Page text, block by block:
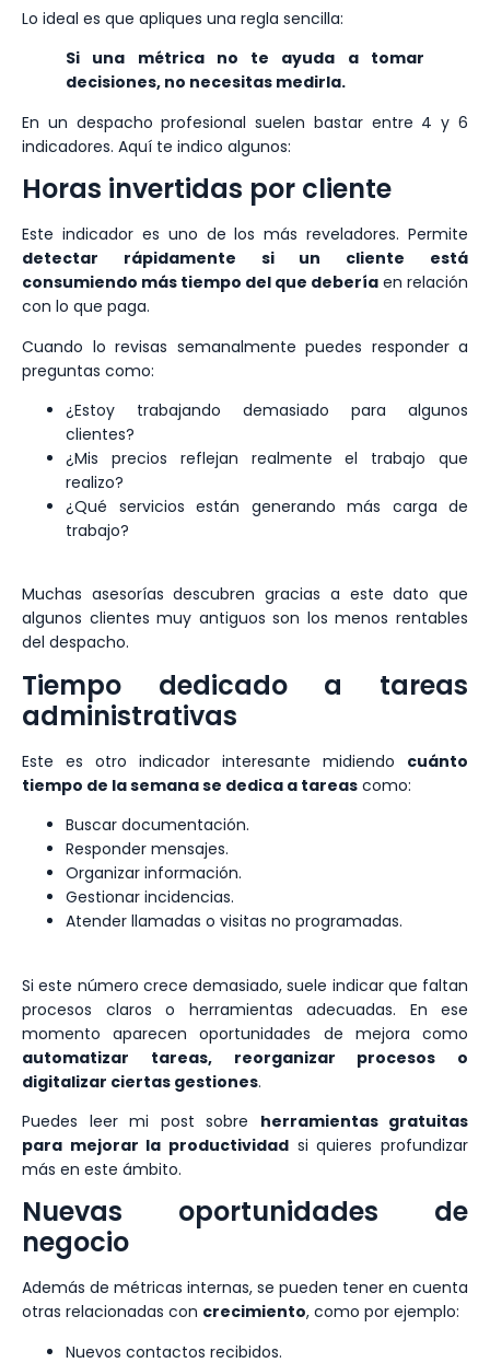
Lo ideal es que apliques una regla sencilla:
Si una métrica no te ayuda a tomar
decisiones, no necesitas medirla.
En un despacho profesional suelen bastar entre 4 y 6
indicadores. Aquí te indico algunos:
Horas invertidas por cliente
Este indicador es uno de los más reveladores. Permite
detectar rápidamente si un cliente está
consumiendo más tiempo del que debería en relación
con lo que paga.
Cuando lo revisas semanalmente puedes responder a
preguntas como:
¿Estoy trabajando demasiado para algunos
clientes?
¿Mis precios reflejan realmente el trabajo que
realizo?
¿Qué servicios están generando más carga de
trabajo?
Muchas asesorías descubren gracias a este dato que
algunos clientes muy antiguos son los menos rentables
del despacho.
Tiempo dedicado a tareas
administrativas
Este es otro indicador interesante midiendo cuánto
tiempo de la semana se dedica a tareas como:
Buscar documentación.
Responder mensajes.
Organizar información.
Gestionar incidencias.
Atender llamadas o visitas no programadas.
Si este número crece demasiado, suele indicar que faltan
procesos claros o herramientas adecuadas. En ese
momento aparecen oportunidades de mejora como
automatizar tareas, reorganizar procesos o
digitalizar ciertas gestiones.
Puedes leer mi post sobre herramientas gratuitas
para mejorar la productividad si quieres profundizar
más en este ámbito.
Nuevas oportunidades de
negocio
Además de métricas internas, se pueden tener en cuenta
otras relacionadas con crecimiento, como por ejemplo:
Nuevos contactos recibidos.